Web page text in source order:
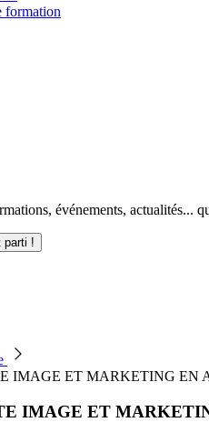
formation
événements, actualités...
parti !
IMAGE ET MARKETING EN
IMAGE ET